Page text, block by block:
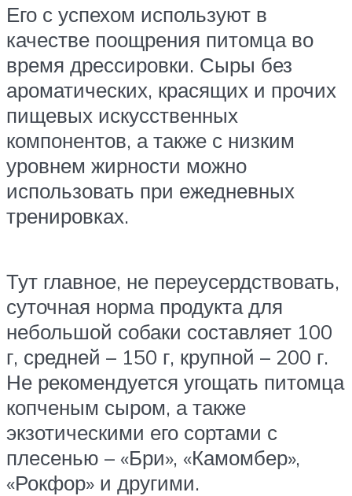
Его с успехом используют в
качестве поощрения питомца во
время дрессировки. Сыры без
ароматических, красящих и прочих
пищевых искусственных
компонентов, а также с низким
уровнем жирности можно
использовать при ежедневных
тренировках.
Тут главное, не переусердствовать,
суточная норма продукта для
небольшой собаки составляет 100
г, средней – 150 г, крупной – 200 г.
Не рекомендуется угощать питомца
копченым сыром, а также
экзотическими его сортами с
плесенью – «Бри», «Камомбер»,
«Рокфор» и другими.